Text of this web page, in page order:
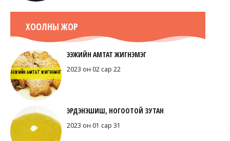
ХООЛНЫ ЖОР
ЭЭЖИЙН АМТАТ ЖИГНЭМЭГ
2023 он 02 сар 22
ЭРДЭНЭШИШ, НОГООТОЙ ЗУТАН
2023 он 01 сар 31